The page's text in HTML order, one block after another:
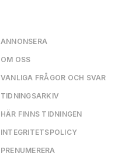
ANNONSERA
OM OSS
VANLIGA FRÅGOR OCH SVAR
TIDNINGSARKIV
HÄR FINNS TIDNINGEN
INTEGRITETSPOLICY
PRENUMERERA